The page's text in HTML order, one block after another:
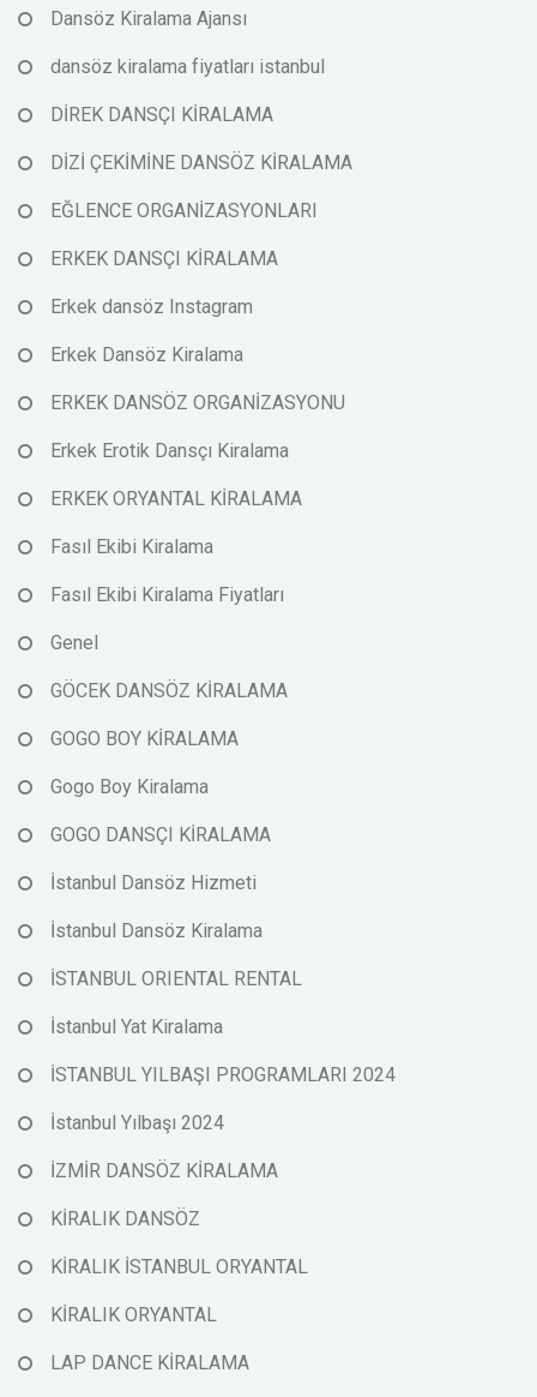
Dansöz Kiralama Ajansı
dansöz kiralama fiyatları istanbul
DİREK DANSÇI KİRALAMA
DİZİ ÇEKİMİNE DANSÖZ KİRALAMA
EĞLENCE ORGANİZASYONLARI
ERKEK DANSÇI KİRALAMA
Erkek dansöz Instagram
Erkek Dansöz Kiralama
ERKEK DANSÖZ ORGANİZASYONU
Erkek Erotik Dansçı Kiralama
ERKEK ORYANTAL KİRALAMA
Fasıl Ekibi Kiralama
Fasıl Ekibi Kiralama Fiyatları
Genel
GÖCEK DANSÖZ KİRALAMA
GOGO BOY KİRALAMA
Gogo Boy Kiralama
GOGO DANSÇI KİRALAMA
İstanbul Dansöz Hizmeti
İstanbul Dansöz Kiralama
İSTANBUL ORIENTAL RENTAL
İstanbul Yat Kiralama
İSTANBUL YILBAŞI PROGRAMLARI 2024
İstanbul Yılbaşı 2024
İZMİR DANSÖZ KİRALAMA
KİRALIK DANSÖZ
KİRALIK İSTANBUL ORYANTAL
KİRALIK ORYANTAL
LAP DANCE KİRALAMA